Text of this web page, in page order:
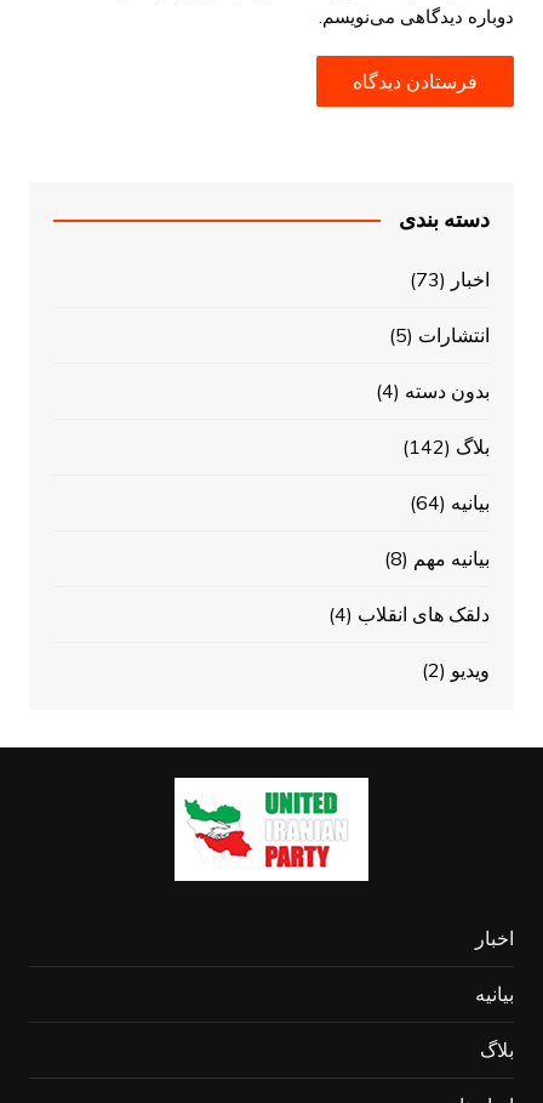
دوباره دیدگاهی می‌نویسم.
دسته بندی
اخبار (73)
انتشارات (5)
بدون دسته (4)
بلاگ (142)
بیانیه (64)
بیانیه مهم (8)
دلقک های انقلاب (4)
ویدیو (2)
اخبار
بیانیه
بلاگ